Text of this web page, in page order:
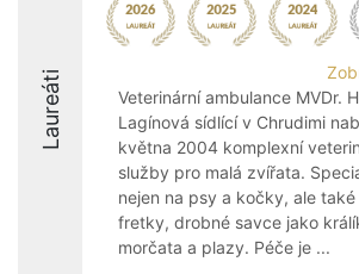
Laureáti
Veterinární ambulance MVDr.
Lagínová sídlící v Chrudimi
května 2004 komplexní
služby pro malá zvířata.
nejen na psy a kočky, ale také
fretky, drobné savce jako
morčata a plazy. Péče je ...